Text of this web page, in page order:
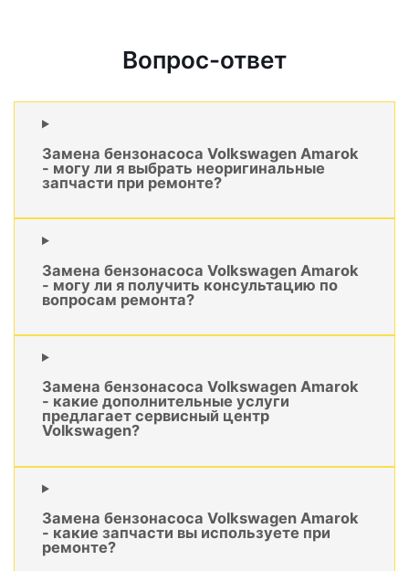
Вопрос-ответ
Замена бензонасоса Volkswagen Amarok
- могу ли я выбрать неоригинальные
запчасти при ремонте?
Замена бензонасоса Volkswagen Amarok
- могу ли я получить консультацию по
вопросам ремонта?
Замена бензонасоса Volkswagen Amarok
- какие дополнительные услуги
предлагает сервисный центр
Volkswagen?
Замена бензонасоса Volkswagen Amarok
- какие запчасти вы используете при
ремонте?